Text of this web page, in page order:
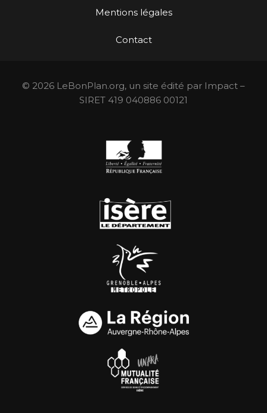
Mentions légales
Contact
© 2026 LeBonPlan.org, un site édité par Impact –
SIRET 419 040886 00121